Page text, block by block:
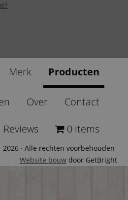
Merk Producten
Over Contact
Reviews 0 items
· Alle rechten voorbehouden
Website bouwdoor GetBright